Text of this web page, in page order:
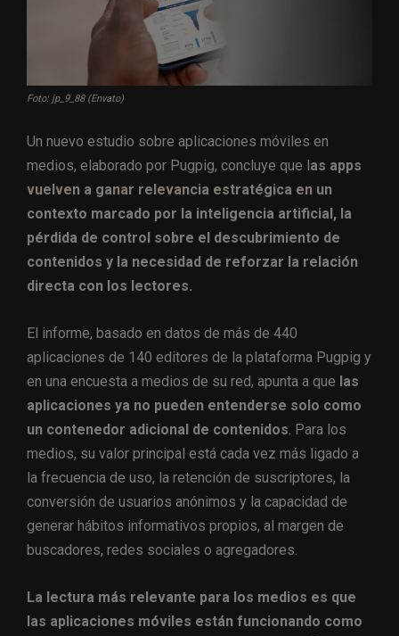
Foto: jp_9_88 (Envato)
Un nuevo estudio sobre aplicaciones móviles en
medios, elaborado por Pugpig, concluye que l as apps
vuelven a ganar relevancia estratégica en un
contexto marcado por la inteligencia artificial, la
pérdida de control sobre el descubrimiento de
contenidos y la necesidad de reforzar la relación
directa con los lectores.
El informe, basado en datos de más de 440
aplicaciones de 140 editores de la plataforma Pugpig y
en una encuesta a medios de su red, apunta a que las
aplicaciones ya no pueden entenderse solo como
un contenedor adicional de contenidos. Para los
medios, su valor principal está cada vez más ligado a
la frecuencia de uso, la retención de suscriptores, la
conversión de usuarios anónimos y la capacidad de
generar hábitos informativos propios, al margen de
buscadores, redes sociales o agregadores.
La lectura más relevante para los medios es que
las aplicaciones móviles están funcionando como